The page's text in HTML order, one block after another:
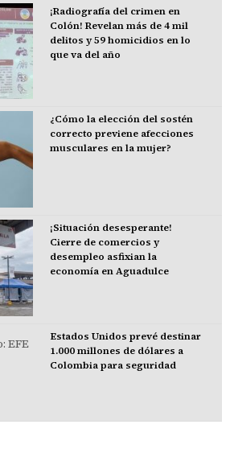
¡Radiografía del crimen en
Colón! Revelan más de 4 mil
delitos y 59 homicidios en lo
que va del año
¿Cómo la elección del sostén
correcto previene afecciones
musculares en la mujer?
¡Situación desesperante!
Cierre de comercios y
desempleo asfixian la
economía en Aguadulce
Estados Unidos prevé destinar
1.000 millones de dólares a
Colombia para seguridad